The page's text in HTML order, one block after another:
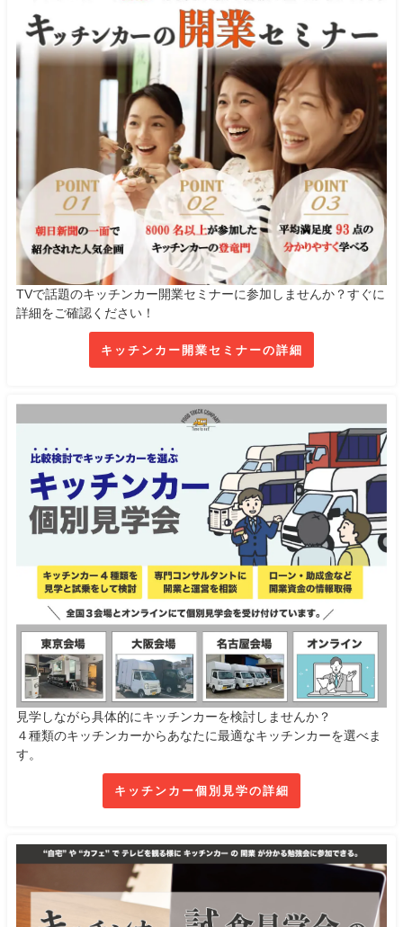
TVで話題のキッチンカー開業セミナーに参加しませんか？すぐに
詳細をご確認ください！
キッチンカー開業セミナーの詳細
見学しながら具体的にキッチンカーを検討しませんか？
４種類のキッチンカーからあなたに最適なキッチンカーを選べま
す。
キッチンカー個別見学の詳細